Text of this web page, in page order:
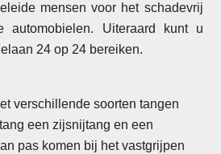
mensen voor het schadevrij
automobielen. Uiteraard kunt u
24 op 24 bereiken.
verschillende soorten tangen
een zijsnijtang en een
pas komen bij het vastgrijpen